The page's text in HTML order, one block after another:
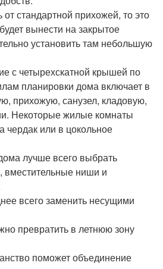
стандартной прихожей, то это
вынести на закрытое
установить там небольшую
с четырехскатной крышей по
планировки дома включает в
прихожую, санузел, кладовую,
Некоторые жилые комнаты
чердак или в цокольное
лучше всего выбрать
вместительные ниши и
всего заменить несущими
превратить в летнюю зону
поможет объединение